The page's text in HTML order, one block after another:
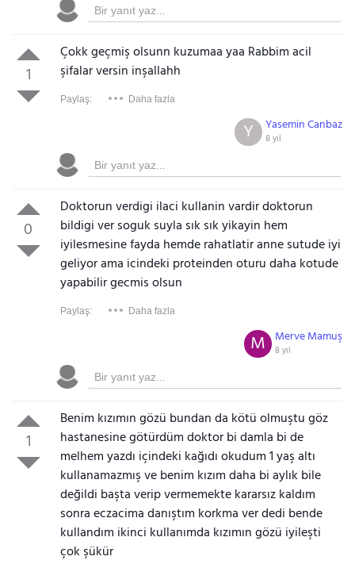
1
Çokk geçmiş olsunn kuzumaa yaa Rabbim acil
şifalar versin inşallahh
Paylaş: Daha fazla
Yasemin Canbaz
8 yıl
Y
0
Doktorun verdigi ilaci kullanin vardir doktorun
bildigi ver soguk suyla sık sık yikayin hem
iyilesmesine fayda hemde rahatlatir anne sutude iyi
geliyor ama icindeki proteinden oturu daha kotude
yapabilir gecmis olsun
Paylaş: Daha fazla
Merve Mamuş
8 yıl
M
1
Benim kızımın gözü bundan da kötü olmuştu göz
hastanesine götürdüm doktor bi damla bi de
melhem yazdı içindeki kağıdı okudum 1 yaş altı
kullanamazmış ve benim kızım daha bi aylık bile
değildi başta verip vermemekte kararsız kaldım
sonra eczacima danıştım korkma ver dedi bende
kullandım ikinci kullanımda kızımın gözü iyileşti
çok şükür